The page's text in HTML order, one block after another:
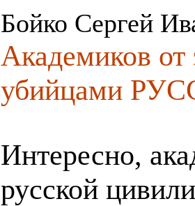
Бойко Сергей
Академиков от
убийцами
Интересно,
русской